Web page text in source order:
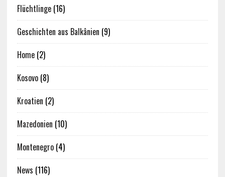
Flüchtlinge(16)
Geschichten aus Balkânien (9)
Home(2)
Kosovo(8)
Kroatien (2)
Mazedonien (10)
Montenegro(4)
News (116)